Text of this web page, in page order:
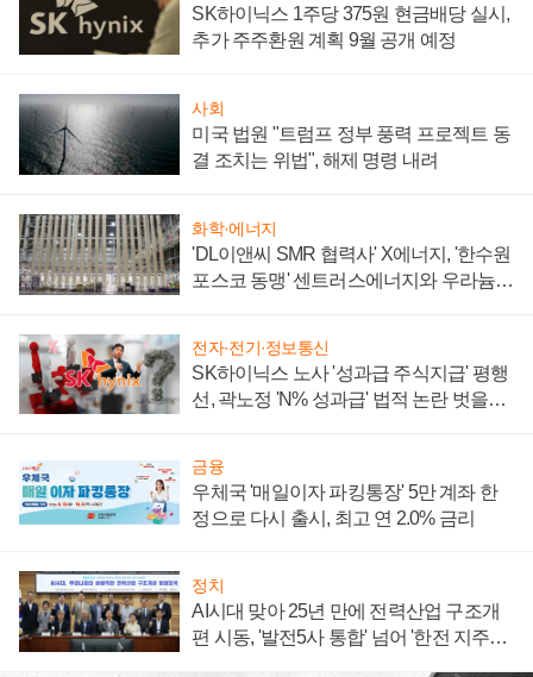
SK하이닉스 1주당 375원 현금배당 실시,
추가 주주환원 계획 9월 공개 예정
사회
미국 법원 "트럼프 정부 풍력 프로젝트 동
결 조치는 위법", 해제 명령 내려
화학·에너지
'DL이앤씨 SMR 협력사' X에너지, '한수원
포스코 동맹' 센트러스에너지와 우라늄
전자·전기·정보통신
SK하이닉스 노사 '성과급 주식지급' 평행
선, 곽노정 'N% 성과급' 법적 논란 벗을지
금융
우체국 '매일이자 파킹통장' 5만 계좌 한
정으로 다시 출시, 최고 연 2.0% 금리
정치
AI시대 맞아 25년 만에 전력산업 구조개
편 시동, '발전5사 통합' 넘어 '한전 지주사'